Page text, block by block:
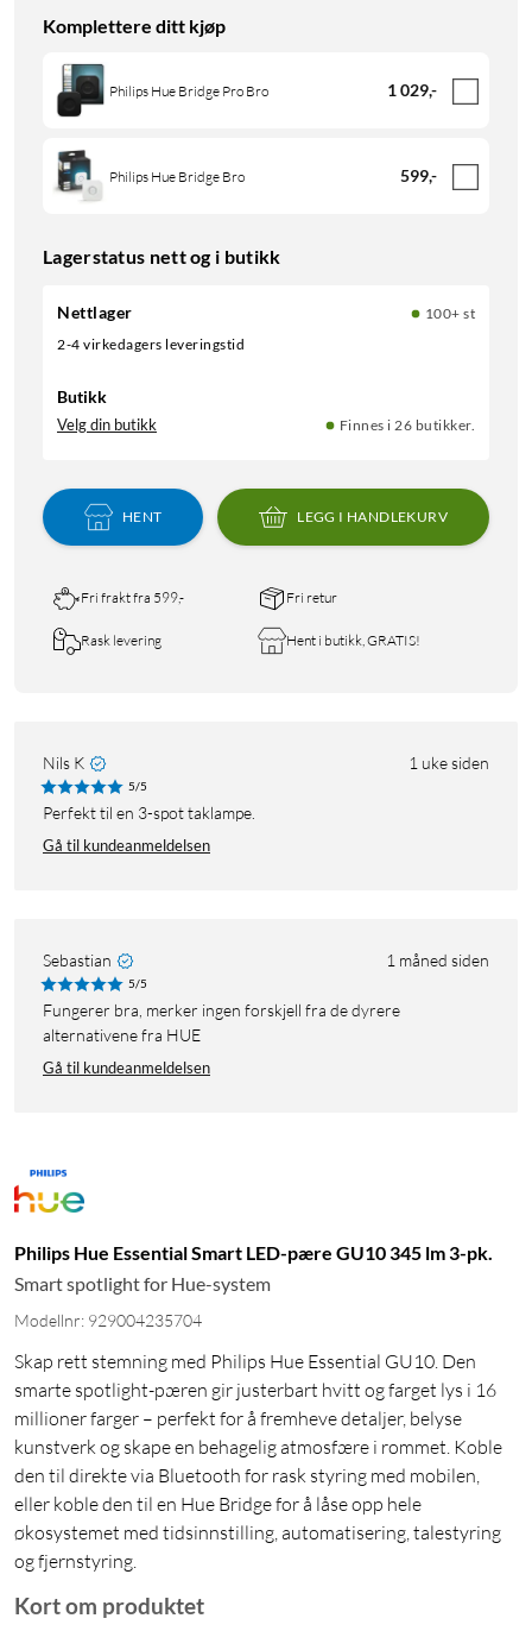
Komplettere ditt kjøp
Philips Hue Bridge Pro Bro 1 029,-
Philips Hue Bridge Bro 599,-
Lagerstatus nett og i butikk
Nettlager
100+ st
2-4 virkedagers leveringstid
Butikk
Velg din butikk Finnes i 26 butikker.
HENT LEGG I HANDLEKURV
Fri frakt fra 599,- Fri retur
Rask levering Hent i butikk, GRATIS!
Nils K 1 uke siden
5/5
Perfekt til en 3-spot taklampe.
Gå til kundeanmeldelsen
Sebastian 1 måned siden
5/5
Fungerer bra, merker ingen forskjell fra de dyrere
alternativene fra HUE
Gå til kundeanmeldelsen
Philips Hue Essential Smart LED-pære GU10 345 lm 3-pk.
Smart spotlight for Hue-system
Modellnr: 929004235704
Skap rett stemning med Philips Hue Essential GU10. Den
smarte spotlight-pæren gir justerbart hvitt og farget lys i 16
millioner farger – perfekt for å fremheve detaljer, belyse
kunstverk og skape en behagelig atmosfære i rommet. Koble
den til direkte via Bluetooth for rask styring med mobilen,
eller koble den til en Hue Bridge for å låse opp hele
økosystemet med tidsinnstilling, automatisering, talestyring
og fjernstyring.
Kort om produktet